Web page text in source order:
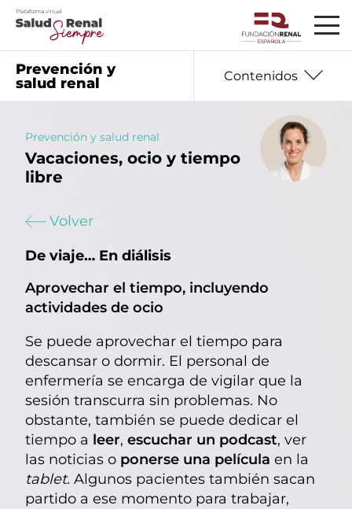
Prevención y
salud renal
Contenidos
01
Información básica
03
Datos que debes saber
04
Hablan los expertos
05
Ayudas y recursos
06
Nutrición
Prevención y salud renal
Vacaciones, ocio y tiempo
libre
Volver
De viaje… En diálisis
Aprovechar el tiempo, incluyendo
actividades de ocio
Se puede aprovechar el tiempo para
descansar o dormir. El personal de
enfermería se encarga de vigilar que la
sesión transcurra sin problemas. No
obstante, también se puede dedicar el
tiempo a leer, escuchar un podcast, ver
las noticias o ponerse una película en la
tablet. Algunos pacientes también sacan
partido a ese momento para trabajar,